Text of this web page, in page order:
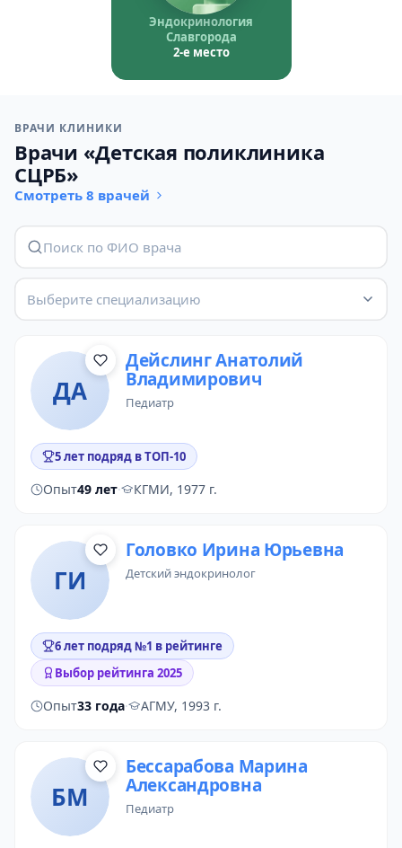
Эндокринология
Славгорода
2-е место
ВРАЧИ КЛИНИКИ
Врачи «Детская поликлиника
СЦРБ»
Смотреть 8 врачей
Выберите специализацию
ДА
Дейслинг Анатолий
Владимирович
педиатр
5 лет подряд в ТОП-10
Опыт49 лет· КГМИ, 1977 г.
ГИ
Головко Ирина Юрьевна
детский эндокринолог
6 лет подряд №1 в рейтинге
Выбор рейтинга 2025
Опыт33 года· АГМУ, 1993 г.
БМ
Бессарабова Марина
Александровна
педиатр